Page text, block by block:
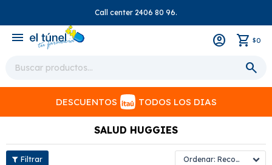
Call center 2406 80 96.
menu $0
DESCUENTOS TODOS LOS DIAS
SALUD HUGGIES
Recomendados
close